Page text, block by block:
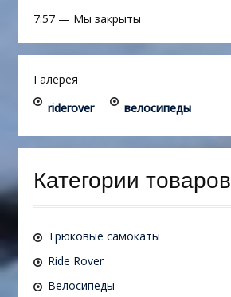
7:57— Мы закрыты
Галерея
riderover
велосипеды
Категории товаров
Трюковые самокаты
Ride Rover
Велосипеды